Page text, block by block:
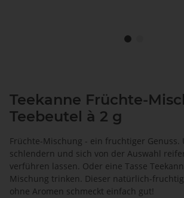
Teekanne Früchte-
Teebeutel à 2 g
Früchte-Mischung - ein fruchtiger Genuss.
schlendern und sich von der Auswahl
verführen lassen. Oder eine Tasse
Mischung trinken. Dieser natürlich-
ohne Aromen schmeckt einfach gut!